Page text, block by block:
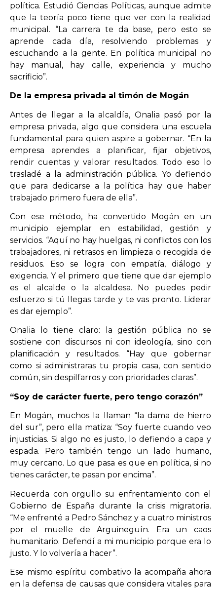
política. Estudió Ciencias Políticas, aunque admite
que la teoría poco tiene que ver con la realidad
municipal. “La carrera te da base, pero esto se
aprende cada día, resolviendo problemas y
escuchando a la gente. En política municipal no
hay manual, hay calle, experiencia y mucho
sacrificio”.
De la empresa privada al timón de Mogán
Antes de llegar a la alcaldía, Onalia pasó por la
empresa privada, algo que considera una escuela
fundamental para quien aspire a gobernar. “En la
empresa aprendes a planificar, fijar objetivos,
rendir cuentas y valorar resultados. Todo eso lo
trasladé a la administración pública. Yo defiendo
que para dedicarse a la política hay que haber
trabajado primero fuera de ella”.
Con ese método, ha convertido Mogán en un
municipio ejemplar en estabilidad, gestión y
servicios. “Aquí no hay huelgas, ni conflictos con los
trabajadores, ni retrasos en limpieza o recogida de
residuos. Eso se logra con empatía, diálogo y
exigencia. Y el primero que tiene que dar ejemplo
es el alcalde o la alcaldesa. No puedes pedir
esfuerzo si tú llegas tarde y te vas pronto. Liderar
es dar ejemplo”.
Onalia lo tiene claro: la gestión pública no se
sostiene con discursos ni con ideología, sino con
planificación y resultados. “Hay que gobernar
como si administraras tu propia casa, con sentido
común, sin despilfarros y con prioridades claras”.
“Soy de carácter fuerte, pero tengo corazón”
En Mogán, muchos la llaman “la dama de hierro
del sur”, pero ella matiza: “Soy fuerte cuando veo
injusticias. Si algo no es justo, lo defiendo a capa y
espada. Pero también tengo un lado humano,
muy cercano. Lo que pasa es que en política, si no
tienes carácter, te pasan por encima”.
Recuerda con orgullo su enfrentamiento con el
Gobierno de España durante la crisis migratoria.
“Me enfrenté a Pedro Sánchez y a cuatro ministros
por el muelle de Arguineguín. Era un caos
humanitario. Defendí a mi municipio porque era lo
justo. Y lo volvería a hacer”.
Ese mismo espíritu combativo la acompaña ahora
en la defensa de causas que considera vitales para